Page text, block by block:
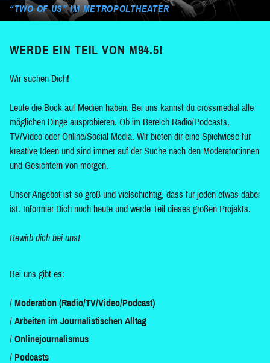
“TWO OF US” IM METROPOLTHEATER
WERDE EIN TEIL VON M94.5!
Wir suchen Dich!
Leute die Bock auf Medien haben. Bei uns kannst du crossmedial alle
möglichen Dinge ausprobieren. Ob im Bereich Radio/Podcasts,
TV/Video oder Online/Social Media. Wir bieten dir eine Spielwiese für
kreative Ideen und sind immer auf der Suche nach den Moderator:innen
und Gesichtern von morgen.
Unser Angebot ist so groß und vielschichtig, dass für jeden etwas dabei
ist. Informier Dich noch heute und werde Teil dieses großen Projekts.
Bewirb dich bei uns!
Bei uns gibt es:
Moderation (Radio/TV/Video/Podcast)
Arbeiten im Journalistischen Alltag
Onlinejournalismus
Podcasts